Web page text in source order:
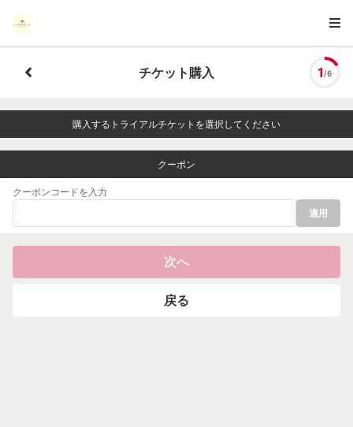
チケット購入 1 /6
購入するトライアルチケットを選択してください
クーポン
クーポンコードを入力
適用
次へ
戻る